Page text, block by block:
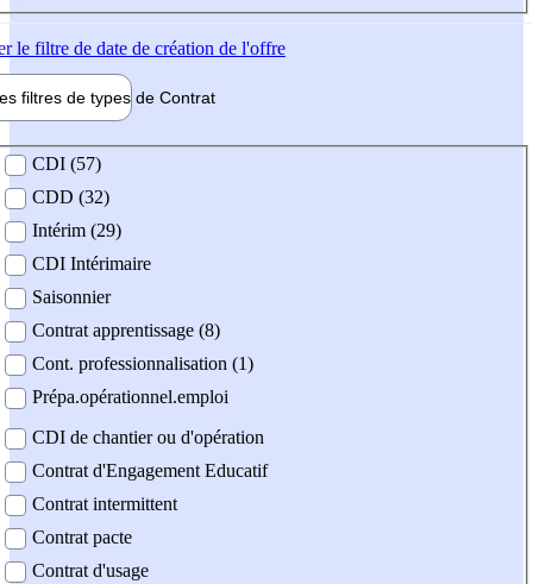
le filtre de date de création de l'offre
filtres de types de Contrat
contrat
CDI (57)
CDD (32)
Intérim (29)
CDI Intérimaire
Saisonnier
Contrat apprentissage (8)
Cont. professionnalisation (1)
Prépa.opérationnel.emploi
CDI de chantier ou d'opération
Contrat d'Engagement Educatif
Contrat intermittent
Contrat pacte
Contrat d'usage